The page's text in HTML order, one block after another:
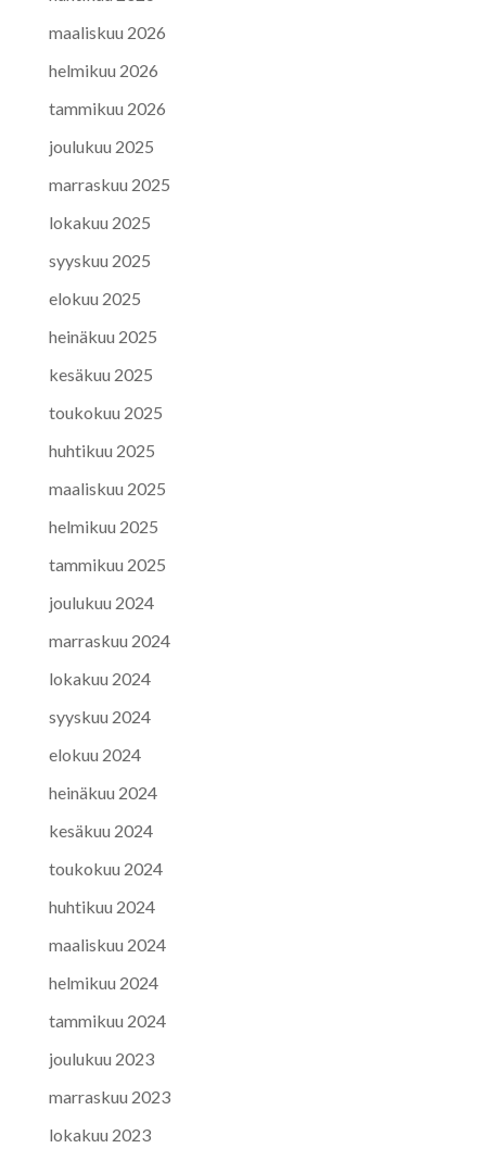
maaliskuu 2026
helmikuu 2026
tammikuu 2026
joulukuu 2025
marraskuu 2025
lokakuu 2025
syyskuu 2025
elokuu 2025
heinäkuu 2025
kesäkuu 2025
toukokuu 2025
huhtikuu 2025
maaliskuu 2025
helmikuu 2025
tammikuu 2025
joulukuu 2024
marraskuu 2024
lokakuu 2024
syyskuu 2024
elokuu 2024
heinäkuu 2024
kesäkuu 2024
toukokuu 2024
huhtikuu 2024
maaliskuu 2024
helmikuu 2024
tammikuu 2024
joulukuu 2023
marraskuu 2023
lokakuu 2023